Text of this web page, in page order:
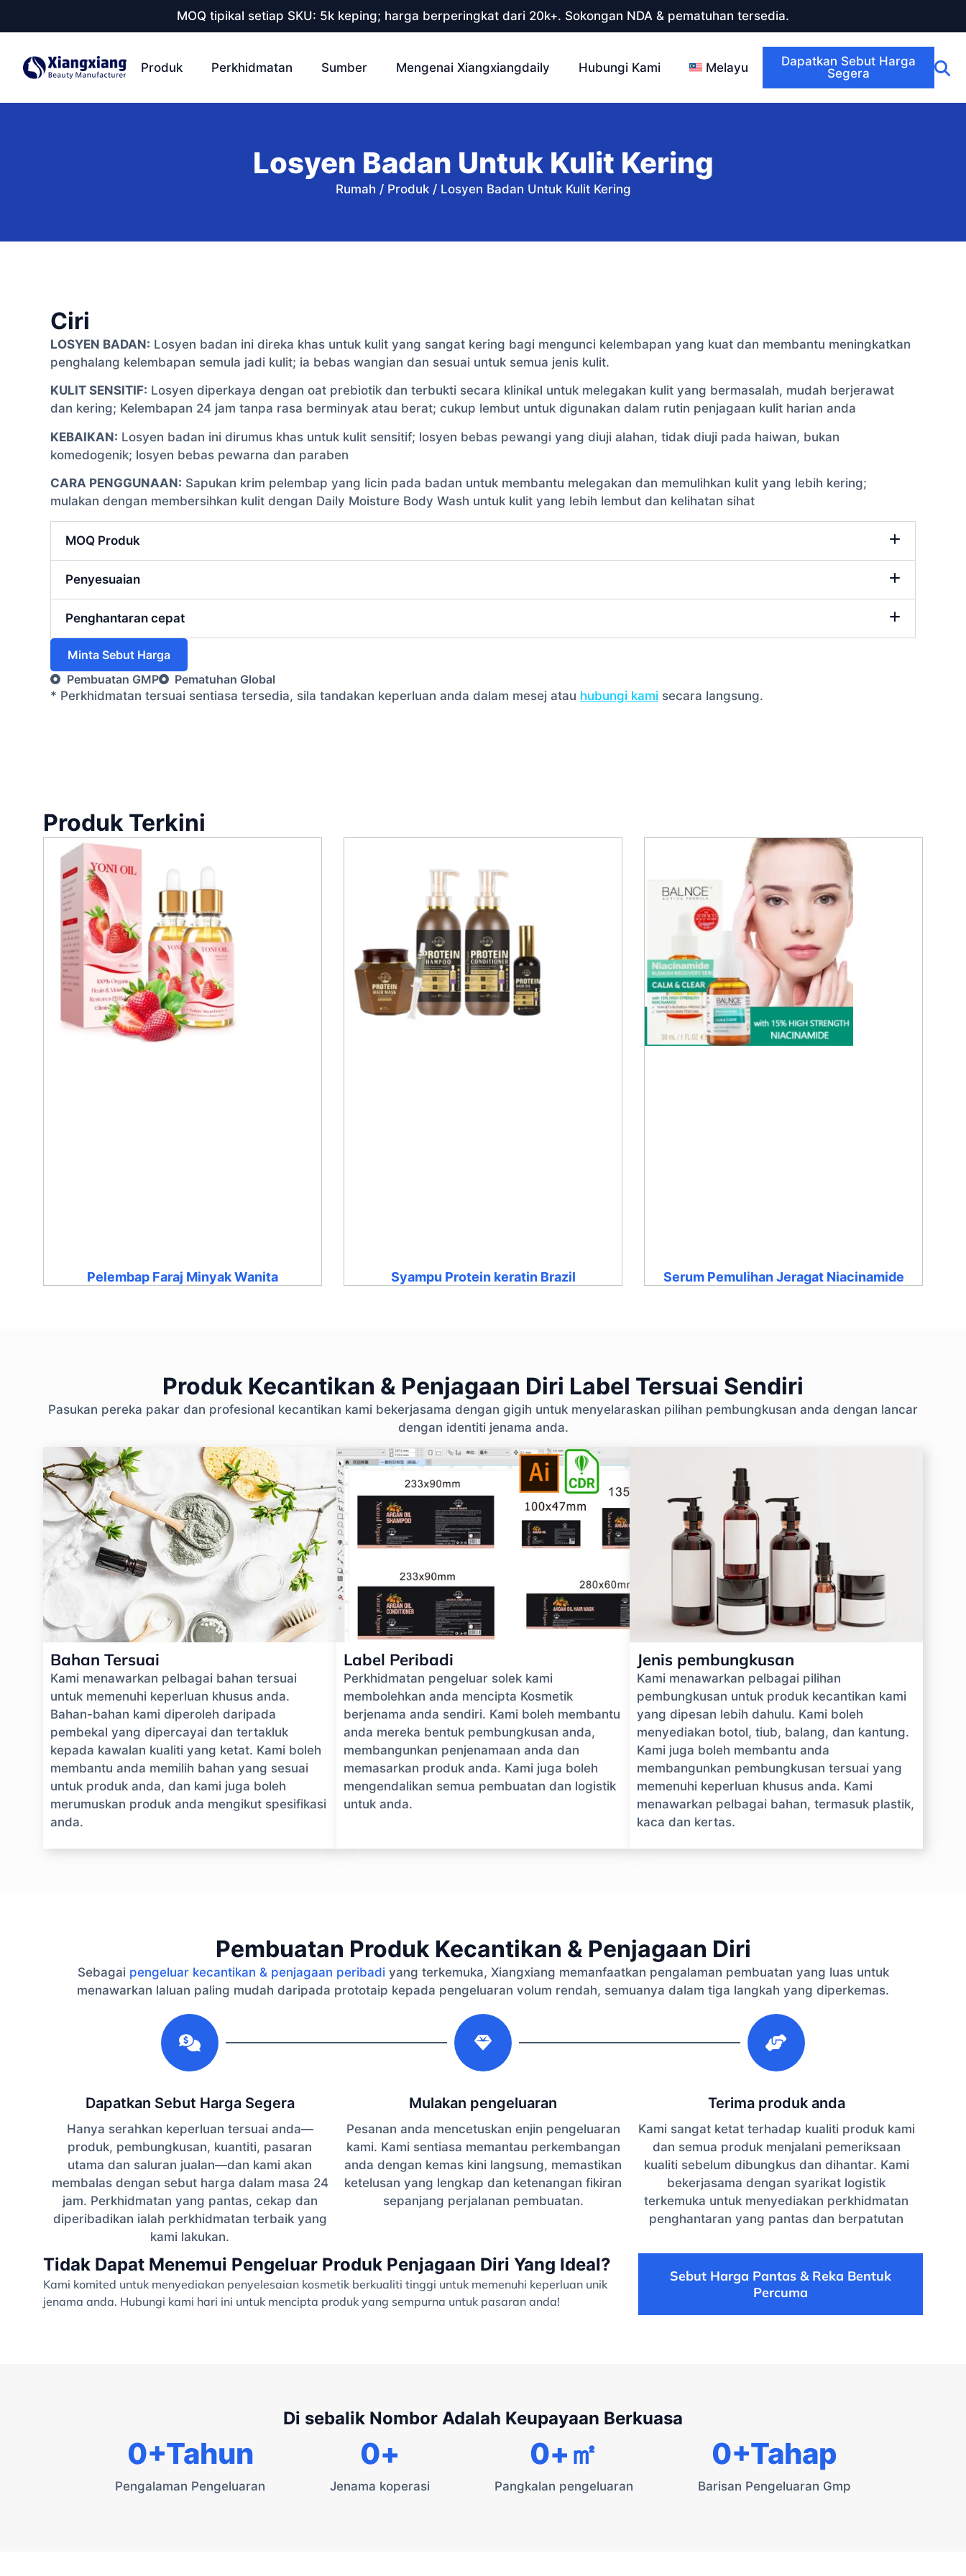
MOQ tipikal setiap SKU: 5k keping; harga berperingkat dari 20k+. Sokongan NDA & pematuhan tersedia.
Produk Perkhidmatan Sumber Mengenai Xiangxiangdaily Hubungi Kami Melayu
Dapatkan Sebut Harga
Segera
Losyen Badan Untuk Kulit Kering
Rumah / Produk/ Losyen Badan Untuk Kulit Kering
Ciri
LOSYEN BADAN: Losyen badan ini direka khas untuk kulit yang sangat kering bagi mengunci kelembapan yang kuat dan membantu meningkatkan
penghalang kelembapan semula jadi kulit; ia bebas wangian dan sesuai untuk semua jenis kulit.
KULIT SENSITIF: Losyen diperkaya dengan oat prebiotik dan terbukti secara klinikal untuk melegakan kulit yang bermasalah, mudah berjerawat
dan kering; Kelembapan 24 jam tanpa rasa berminyak atau berat; cukup lembut untuk digunakan dalam rutin penjagaan kulit harian anda
KEBAIKAN: Losyen badan ini dirumus khas untuk kulit sensitif; losyen bebas pewangi yang diuji alahan, tidak diuji pada haiwan, bukan
komedogenik; losyen bebas pewarna dan paraben
CARA PENGGUNAAN: Sapukan krim pelembap yang licin pada badan untuk membantu melegakan dan memulihkan kulit yang lebih kering;
mulakan dengan membersihkan kulit dengan Daily Moisture Body Wash untuk kulit yang lebih lembut dan kelihatan sihat
MOQ Produk
Penyesuaian
Penghantaran cepat
Minta Sebut Harga
Pembuatan GMP
Pematuhan Global
* Perkhidmatan tersuai sentiasa tersedia, sila tandakan keperluan anda dalam mesej atau hubungi kami secara langsung.
Produk Terkini
Pelembap Faraj Minyak Wanita Syampu Protein keratin Brazil Serum Pemulihan Jeragat Niacinamide
Produk Kecantikan & Penjagaan Diri Label Tersuai Sendiri
Pasukan pereka pakar dan profesional kecantikan kami bekerjasama dengan gigih untuk menyelaraskan pilihan pembungkusan anda dengan lancar
dengan identiti jenama anda.
Bahan Tersuai
Kami menawarkan pelbagai bahan tersuai
untuk memenuhi keperluan khusus anda.
Bahan-bahan kami diperoleh daripada
pembekal yang dipercayai dan tertakluk
kepada kawalan kualiti yang ketat. Kami boleh
membantu anda memilih bahan yang sesuai
untuk produk anda, dan kami juga boleh
merumuskan produk anda mengikut spesifikasi
anda.
Label Peribadi
Perkhidmatan pengeluar solek kami
membolehkan anda mencipta Kosmetik
berjenama anda sendiri. Kami boleh membantu
anda mereka bentuk pembungkusan anda,
membangunkan penjenamaan anda dan
memasarkan produk anda. Kami juga boleh
mengendalikan semua pembuatan dan logistik
untuk anda.
Jenis pembungkusan
Kami menawarkan pelbagai pilihan
pembungkusan untuk produk kecantikan kami
yang dipesan lebih dahulu. Kami boleh
menyediakan botol, tiub, balang, dan kantung.
Kami juga boleh membantu anda
membangunkan pembungkusan tersuai yang
memenuhi keperluan khusus anda. Kami
menawarkan pelbagai bahan, termasuk plastik,
kaca dan kertas.
Pembuatan Produk Kecantikan & Penjagaan Diri
Sebagai pengeluar kecantikan & penjagaan peribadiyang terkemuka, Xiangxiang memanfaatkan pengalaman pembuatan yang luas untuk
menawarkan laluan paling mudah daripada prototaip kepada pengeluaran volum rendah, semuanya dalam tiga langkah yang diperkemas.
Dapatkan Sebut Harga Segera
Hanya serahkan keperluan tersuai anda—
produk, pembungkusan, kuantiti, pasaran
utama dan saluran jualan—dan kami akan
membalas dengan sebut harga dalam masa 24
jam. Perkhidmatan yang pantas, cekap dan
diperibadikan ialah perkhidmatan terbaik yang
kami lakukan.
Mulakan pengeluaran
Pesanan anda mencetuskan enjin pengeluaran
kami. Kami sentiasa memantau perkembangan
anda dengan kemas kini langsung, memastikan
ketelusan yang lengkap dan ketenangan fikiran
sepanjang perjalanan pembuatan.
Terima produk anda
Kami sangat ketat terhadap kualiti produk kami
dan semua produk menjalani pemeriksaan
kualiti sebelum dibungkus dan dihantar. Kami
bekerjasama dengan syarikat logistik
terkemuka untuk menyediakan perkhidmatan
penghantaran yang pantas dan berpatutan
Tidak Dapat Menemui Pengeluar Produk Penjagaan Diri Yang Ideal?
Kami komited untuk menyediakan penyelesaian kosmetik berkualiti tinggi untuk memenuhi keperluan unik
jenama anda. Hubungi kami hari ini untuk mencipta produk yang sempurna untuk pasaran anda!
Sebut Harga Pantas & Reka Bentuk
Percuma
Di sebalik Nombor Adalah Keupayaan Berkuasa
Pengalaman Pengeluaran
0+Tahun
Jenama koperasi
0+
Pangkalan pengeluaran
0+㎡
Barisan Pengeluaran Gmp
0+Tahap